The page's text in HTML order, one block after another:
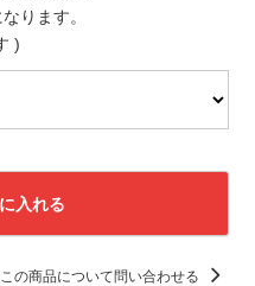
ります。
)
入れる
この商品について問い合わせる